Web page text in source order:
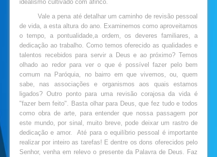
idealismo cultivado com afinco.
Vale a pena até detalhar um caminho de revisão pessoal
de vida, a esta altura do ano. Examinemos como aproveitamos
o tempo, a pontualidade,a ordem, os deveres familiares, a
dedicação ao trabalho. Como temos oferecido as qualidades e
talentos recebidos para servir a Deus e ao próximo? Temos
olhado ao redor para ver o que é possível fazer pelo bem
comum na Paróquia, no bairro em que vivemos, ou, quem
sabe, nas associações e organismos aos quais estamos
ligados? Outro ponto para uma revisão corajosa da vida é
"fazer bem feito". Basta olhar para Deus, que fez tudo e todos
como obra de arte, para entender que nossa passagem por
este mundo, por sinal, muito breve, pode deixar um rastro de
dedicação e amor. Até para o equilíbrio pessoal é importante
realizar por inteiro as tarefas! E dentre os dons oferecidos pelo
Senhor, venha em relevo o presente da Palavra de Deus. Faz